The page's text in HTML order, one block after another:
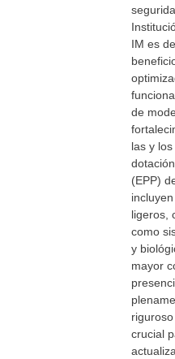
IM es
de
las y
(EPP)
ligeros,
como
y
mayor
crucial